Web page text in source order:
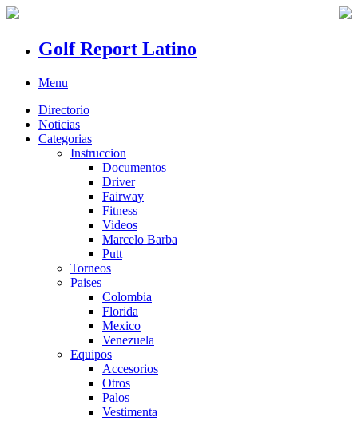
Golf Report Latino
Menu
Directorio
Noticias
Categorias
Instruccion
Documentos
Driver
Fairway
Fitness
Videos
Marcelo Barba
Putt
Torneos
Paises
Colombia
Florida
Mexico
Venezuela
Equipos
Accesorios
Otros
Palos
Vestimenta